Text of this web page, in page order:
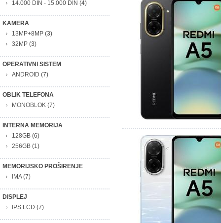
14.000 DIN - 15.000 DIN (4)
KAMERA
13MP+8MP (3)
32MP (3)
OPERATIVNI SISTEM
ANDROID (7)
OBLIK TELEFONA
MONOBLOK (7)
INTERNA MEMORIJA
128GB (6)
256GB (1)
MEMORIJSKO PROŠIRENJE
IMA(7)
DISPLEJ
IPS LCD (7)